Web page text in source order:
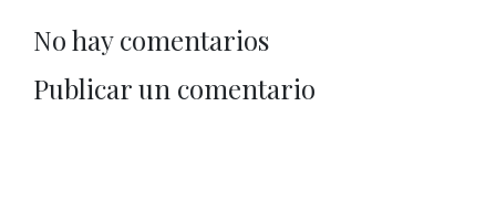
No hay comentarios
Publicar un comentario